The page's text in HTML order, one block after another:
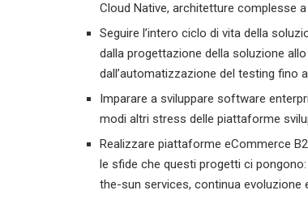
Cloud Native, architetture complesse
Seguire l’intero ciclo di vita della
dalla progettazione della soluzione
dall’automatizzazione del testing fino
Imparare a sviluppare software
modi altri stress delle piattaforme
Realizzare piattaforme eCommerce
le sfide che questi progetti ci
the-sun services, continua evoluzione